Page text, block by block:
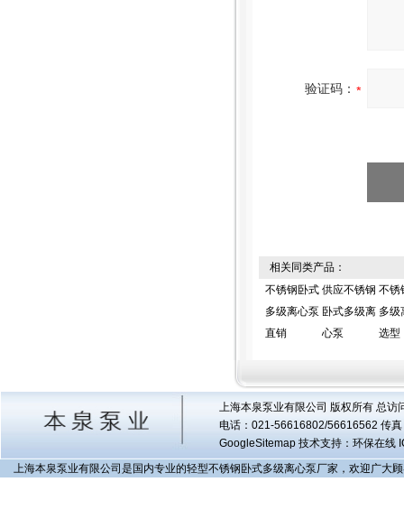
验证码：
相关同类产品：
不锈钢卧式
多级离心泵
直销
供应不锈钢
卧式多级离
心泵
不锈
多级
选型
上海本泉泵业有限公司 版权所有 总访
电话：021-56616802/56616562 传
GoogleSitemap技术支持：环保在线
上海本泉泵业有限公司是国内专业的轻型不锈钢卧式多级离心泵厂家，欢迎广大